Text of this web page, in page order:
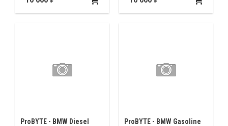
ProBYTE - BMW Diesel
ProBYTE - BMW Gasoline